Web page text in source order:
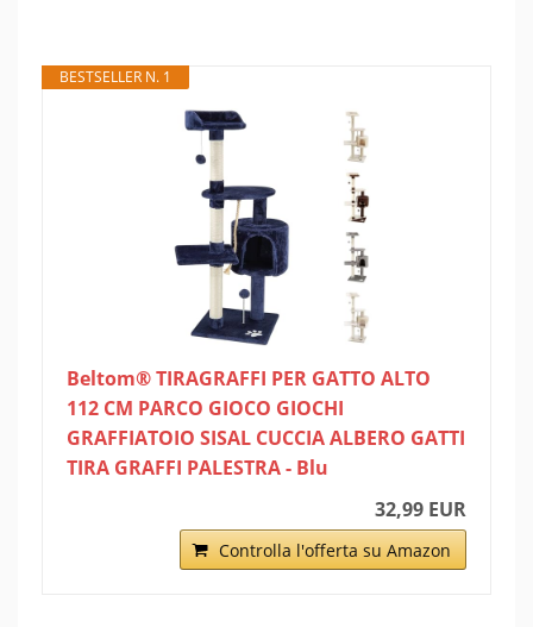
BESTSELLER N. 1
Beltom® TIRAGRAFFI PER GATTO ALTO
112 CM PARCO GIOCO GIOCHI
GRAFFIATOIO SISAL CUCCIA ALBERO GATTI
TIRA GRAFFI PALESTRA - Blu
32,99 EUR
Controlla l'offerta su Amazon